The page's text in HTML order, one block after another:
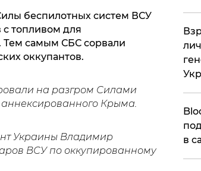
беспилотных систем ВСУ
топливом для
Тем самым СБС сорвали
оккупантов.
на разгром Силами
Крыма.
Украины Владимир
ВСУ по оккупированному
в